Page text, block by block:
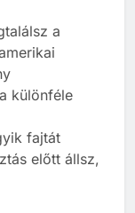
a
különféle
fajtát
előtt állsz,